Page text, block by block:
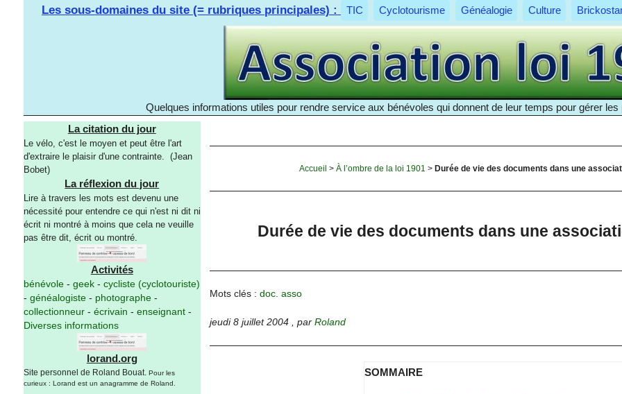
Les sous-domaines du site (= rubriques principales) : TIC Cyclotourisme Généalogie Culture
Quelques informations utiles pour rendre service aux bénévoles qui donnent de leur temps pour gérer
La citation du jour
Le vélo, c'est le moyen et peut être l'art
d'extraire le plaisir d'une contrainte. (Jean
Bobet)
La réflexion du jour
Lire à travers les mots est devenu une
nécessité pour entendre ce qui n'est ni dit ni
écrit ni montré à moins que cela ne veuille
pas être dit, écrit ou montré.
Activités
bénévole- geek- cycliste (cyclotouriste)
- généalogiste- photographe-
collectionneur- écrivain - enseignant-
Diverses informations
lorand.org
Site personnel de Roland Bouat. Pour les
curieux : Lorand est un anagramme de Roland.
Accueil > À l’ombre de la loi 1901 > Durée de vie des documents dans une
Durée de vie des documents dans une
Mots clés : doc. asso
jeudi 8 juillet 2004 par Roland
SOMMAIRE